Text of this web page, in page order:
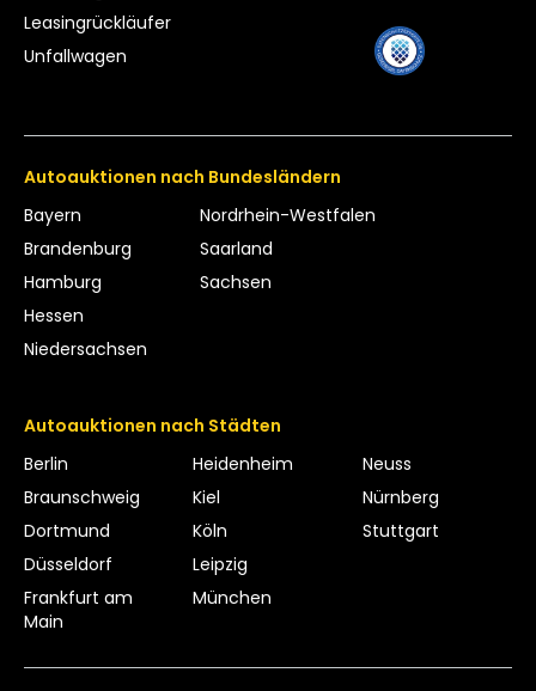
Leasing­rückläufer
Unfallwagen
Autoauktionen nach Bundesländern
Bayern
Brandenburg
Hamburg
Hessen
Niedersachsen
Nordrhein-Westfalen
Saarland
Sachsen
Autoauktionen nach Städten
Berlin
Braunschweig
Dortmund
Düsseldorf
Frankfurt am
Main
Heidenheim
Kiel
Köln
Leipzig
München
Neuss
Nürnberg
Stuttgart